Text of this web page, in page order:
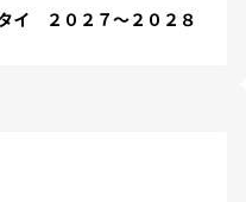
２０２７～２０２８